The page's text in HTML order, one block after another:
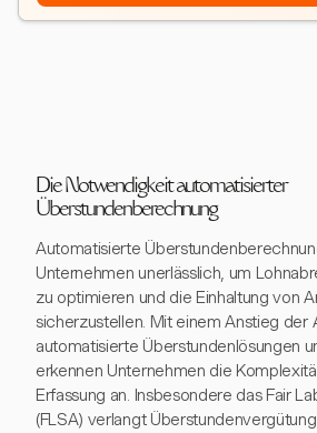
Die Notwendigkeit automatisierter
Überstundenberechnung
Automatisierte
Unternehmen unerlässlich, um
zu optimieren und die Einhaltung von
sicherzustellen. Mit einem Anstieg der
automatisierte Überstundenlösungen
erkennen Unternehmen die
Erfassung an. Insbesondere das Fair
(FLSA) verlangt